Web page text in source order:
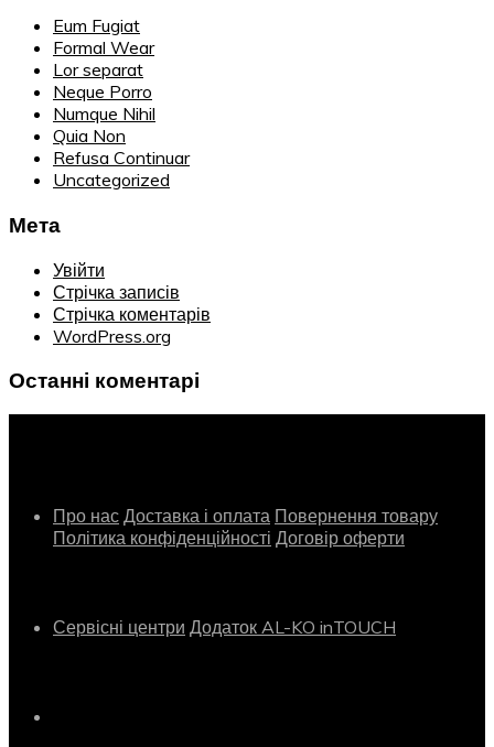
Eum Fugiat
Formal Wear
Lor separat
Neque Porro
Numque Nihil
Quia Non
Refusa Continuar
Uncategorized
Мета
Увійти
Стрічка записів
Стрічка коментарів
WordPress.org
Останні коментарі
Про нас Доставка і оплата Повернення товару
Політика конфіденційності Договір оферти
Сервісні центри Додаток AL-KO inTOUCH